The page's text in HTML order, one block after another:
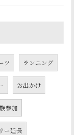
ツ ランニング
お出かけ
参加
ー延長